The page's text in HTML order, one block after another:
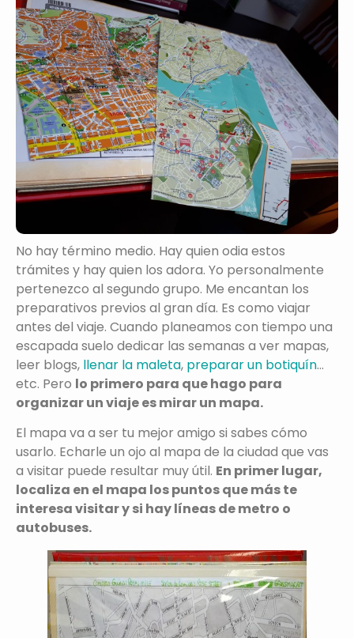
No hay término medio. Hay quien odia estos
trámites y hay quien los adora. Yo personalmente
pertenezco al segundo grupo. Me encantan los
preparativos previos al gran día. Es como viajar
antes del viaje. Cuando planeamos con tiempo una
escapada suelo dedicar las semanas a ver mapas,
leer blogs, llenar la maleta, preparar un botiquín…
etc. Pero lo primero para que hago para
organizar un viaje es mirar un mapa.
El mapa va a ser tu mejor amigo si sabes cómo
usarlo. Echarle un ojo al mapa de la ciudad que vas
a visitar puede resultar muy útil. En primer lugar,
localiza en el mapa los puntos que más te
interesa visitar y si hay líneas de metro o
autobuses.